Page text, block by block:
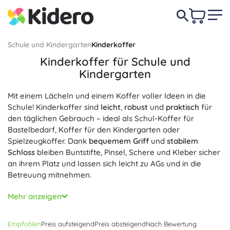
Schule und KindergartenKinderkoffer
Kinderkoffer für Schule und
Kindergarten
Mit einem Lächeln und einem Koffer voller Ideen in die
Schule! Kinderkoffer sind leicht, robust und praktisch für
den täglichen Gebrauch – ideal als Schul-Koffer für
Bastelbedarf, Koffer für den Kindergarten oder
Spielzeugkoffer. Dank bequemem Griff und stabilem
Schloss bleiben Buntstifte, Pinsel, Schere und Kleber sicher
an ihrem Platz und lassen sich leicht zu AGs und in die
Betreuung mitnehmen.
Wählen Sie aus Koffern aus Kunststoff, Karton oder Holz in
A4-Größe und kleiner.
und Eltern gleichermaßen. Fröhliche Motive mit Tieren,
Mehr anzeigen
EmpfohlenPreis aufsteigendPreis absteigendNach Bewertung